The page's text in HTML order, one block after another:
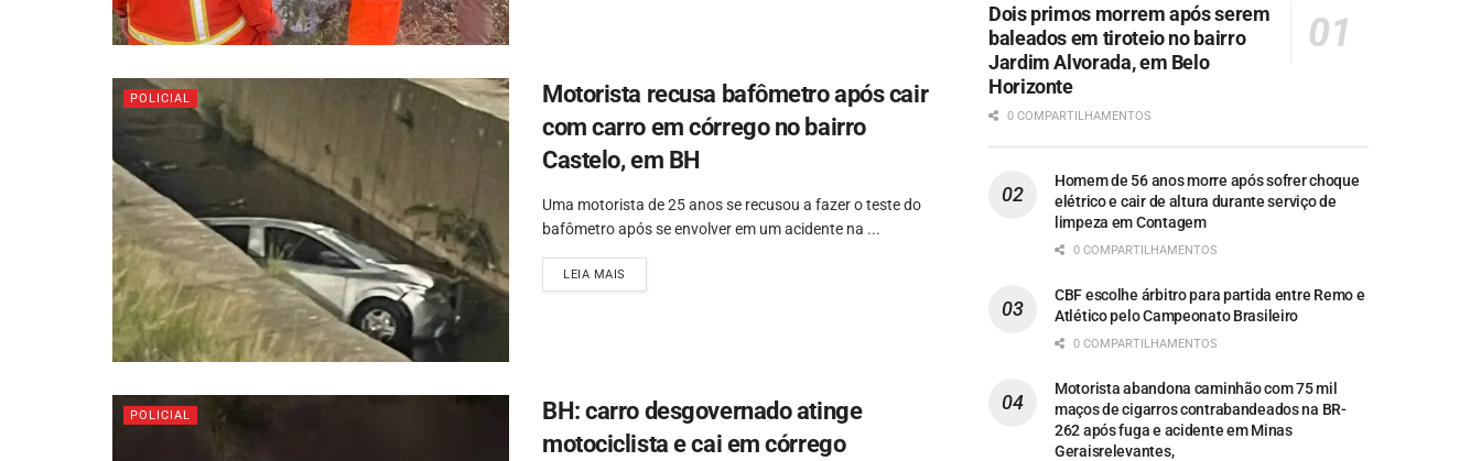
POLICIAL
Motorista recusa bafômetro após cair
com carro em córrego no bairro
Castelo, em BH
Uma motorista de 25 anos se recusou a fazer o teste do
bafômetro após se envolver em um acidente na ...
LEIA MAIS
POLICIAL
BH: carro desgovernado atinge
motociclista e cai em córrego
Dois primos morrem após serem
baleados em tiroteio no bairro
Jardim Alvorada, em Belo
Horizonte
0 COMPARTILHAMENTOS
Homem de 56 anos morre após sofrer choque
elétrico e cair de altura durante serviço de
limpeza em Contagem
0 COMPARTILHAMENTOS
CBF escolhe árbitro para partida entre Remo e
Atlético pelo Campeonato Brasileiro
0 COMPARTILHAMENTOS
Motorista abandona caminhão com 75 mil
maços de cigarros contrabandeados na BR-
262 após fuga e acidente em Minas
Geraisrelevantes,